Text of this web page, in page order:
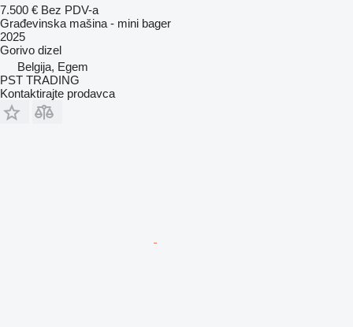
7.500 € Bez PDV-a
Građevinska mašina - mini bager
2025
Gorivo dizel
Belgija, Egem
PST TRADING
Kontaktirajte prodavca